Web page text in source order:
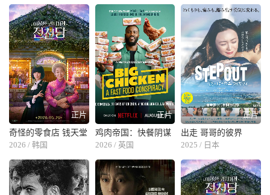
正片
奇怪的零食店 钱天堂
2026 / 韩国
正片
鸡肉帝国：快餐阴谋
2026 / 英国
正片
出走 哥哥的彼界
2025 / 日本